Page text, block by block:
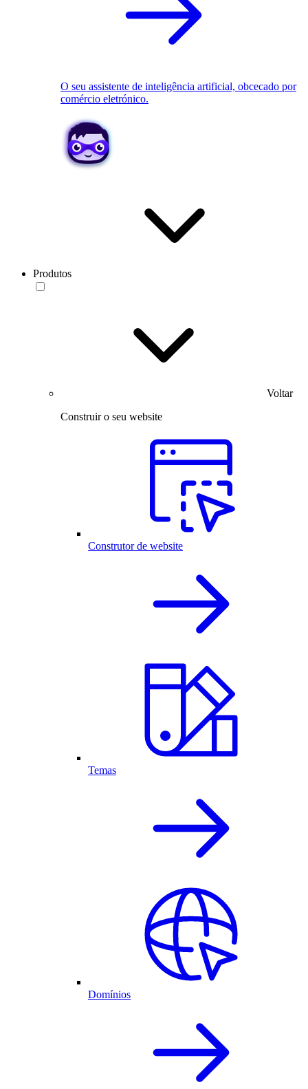
O seu assistente de inteligência artificial, obcecado por
comércio eletrónico.
Produtos
Voltar
Construir o seu website
Construtor de website
Temas
Domínios